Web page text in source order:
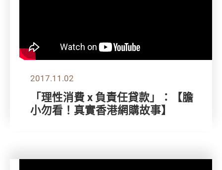
2017.11.02
「理性消費 x 負責任貸款」：【膽
小勿看！真實香港網購故事】